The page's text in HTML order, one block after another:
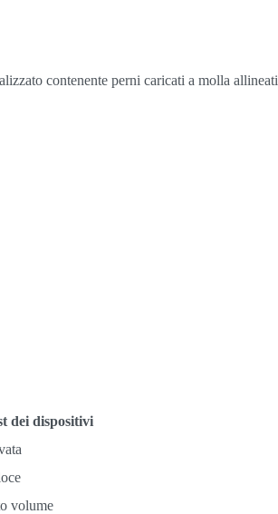
contenente perni caricati a molla allineati
dei dispositivi
volume